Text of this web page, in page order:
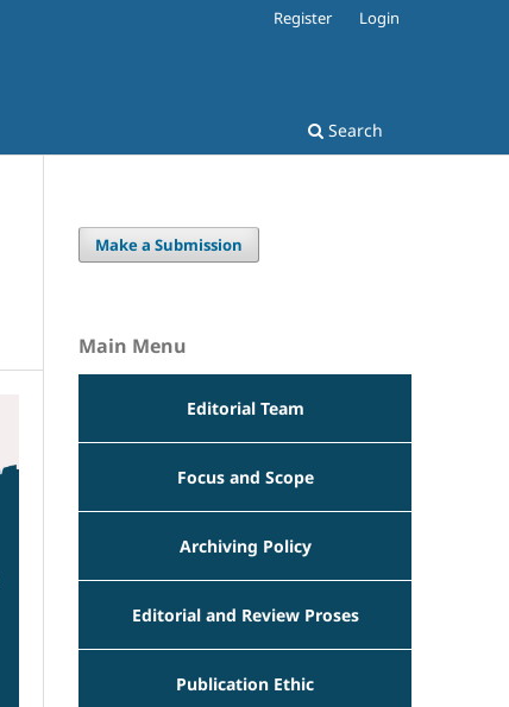
Search
Register Login
Make a Submission
Main Menu
Editorial Team
Focus and Scope
Archiving Policy
Editorial and Review Proses
Publication Ethic